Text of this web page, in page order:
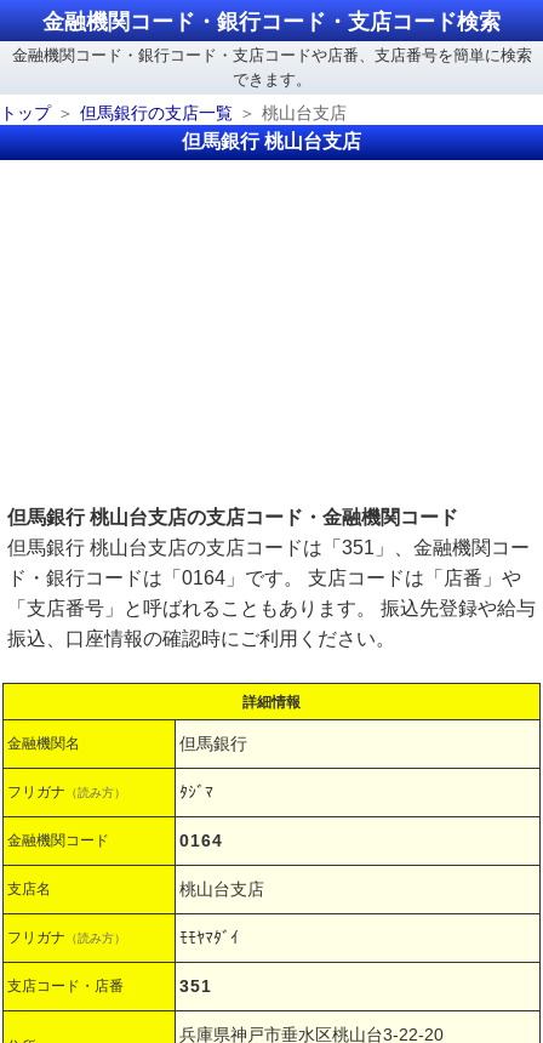
金融機関コード・銀行コード・支店コード検索
金融機関コード・銀行コード・支店コードや店番、支店番号を簡単に検索
できます。
トップ
但馬銀行の支店一覧 桃山台支店
但馬銀行 桃山台支店
但馬銀行 桃山台支店の支店コード・金融機関コード
但馬銀行 桃山台支店の支店コードは「351」、金融機関コー
ド・銀行コードは「0164」です。 支店コードは「店番」や
「支店番号」と呼ばれることもあります。 振込先登録や給与
振込、口座情報の確認時にご利用ください。
詳細情報
金融機関名 但馬銀行
フリガナ （読み方） ﾀｼﾞﾏ
金融機関コード 0164
支店名 桃山台支店
フリガナ （読み方） ﾓﾓﾔﾏﾀﾞｲ
支店コード・店番 351
兵庫県神戸市垂水区桃山台3-22-20